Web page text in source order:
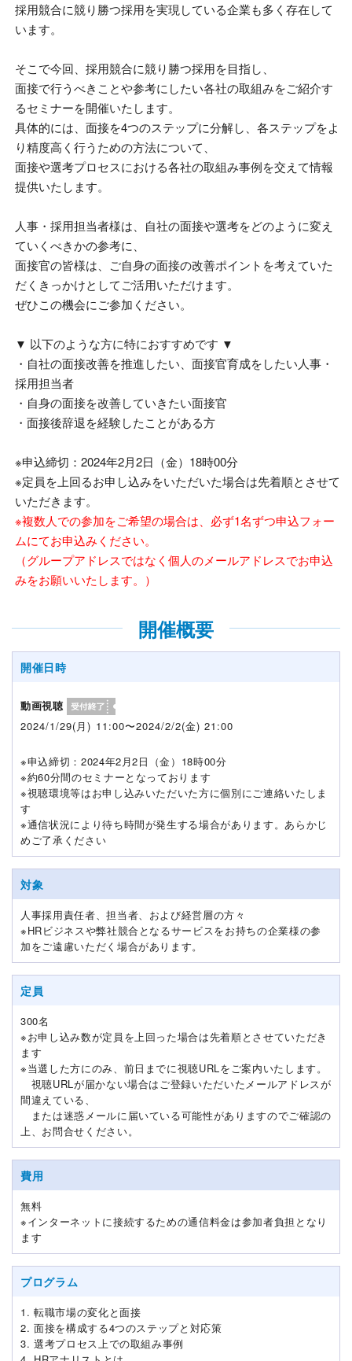
採用競合に競り勝つ採用を実現している企業も多く存在して
います。
そこで今回、採用競合に競り勝つ採用を目指し、
面接で行うべきことや参考にしたい各社の取組みをご紹介す
るセミナーを開催いたします。
具体的には、面接を4つのステップに分解し、各ステップをよ
り精度高く行うための方法について、
面接や選考プロセスにおける各社の取組み事例を交えて情報
提供いたします。
人事・採用担当者様は、自社の面接や選考をどのように変え
ていくべきかの参考に、
面接官の皆様は、ご自身の面接の改善ポイントを考えていた
だくきっかけとしてご活用いただけます。
ぜひこの機会にご参加ください。
▼ 以下のような方に特におすすめです ▼
・自社の面接改善を推進したい、面接官育成をしたい人事・
採用担当者
・自身の面接を改善していきたい面接官
・面接後辞退を経験したことがある方
※申込締切： 2024年2月2日（金） 18時00分
※定員を上回るお申し込みをいただいた場合は先着順とさせて
いただきます。
※複数人での参加をご希望の場合は、必ず1名ずつ申込フォー
ムにてお申込みください。
（グループアドレスではなく個人のメールアドレスでお申込
みをお願いいたします。）
開催概要
開催日時
動画視聴
2024/1/29(月) 11:00〜2024/2/2(金) 21:00
※申込締切：2024年2月2日（金）18時00分
※約60分間のセミナーとなっております
※視聴環境等はお申し込みいただいた方に個別にご連絡いたしま
す
※通信状況により待ち時間が発生する場合があります。あらかじ
めご了承ください
対象
人事採用責任者、担当者、および経営層の方々
※HRビジネスや弊社競合となるサービスをお持ちの企業様の参
加をご遠慮いただく場合があります。
定員
300名
※お申し込み数が定員を上回った場合は先着順とさせていただき
ます
※当選した方にのみ、前日までに視聴URLをご案内いたします。
視聴URLが届かない場合はご登録いただいたメールアドレスが
間違えている、
または迷惑メールに届いている可能性がありますのでご確認の
上、お問合せください。
費用
無料
※インターネットに接続するための通信料金は参加者負担となり
ます
プログラム
1. 転職市場の変化と面接
2. 面接を構成する4つのステップと対応策
3. 選考プロセス上での取組み事例